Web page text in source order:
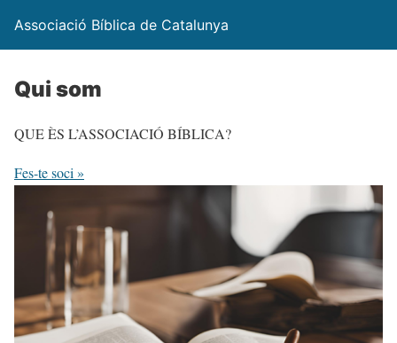
Associació Bíblica de Catalunya
Qui som
QUE ÈS L’ASSOCIACIÓ BÍBLICA?
Fes-te soci »